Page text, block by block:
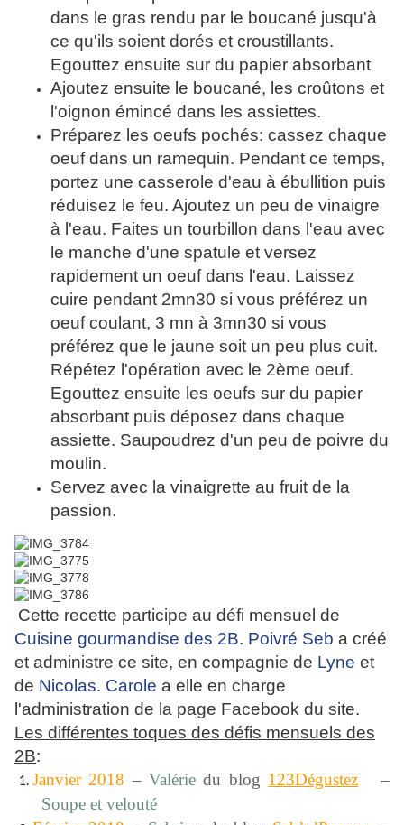
dans le gras rendu par le boucané jusqu'à
ce qu'ils soient dorés et croustillants.
Egouttez ensuite sur du papier absorbant
Ajoutez ensuite le boucané, les croûtons et
l'oignon émincé dans les assiettes.
Préparez les oeufs pochés: cassez chaque
oeuf dans un ramequin. Pendant ce temps,
portez une casserole d'eau à ébullition puis
réduisez le feu. Ajoutez un peu de vinaigre
à l'eau. Faites un tourbillon dans l'eau avec
le manche d'une spatule et versez
rapidement un oeuf dans l'eau. Laissez
cuire pendant 2mn30 si vous préférez un
oeuf coulant, 3 mn à 3mn30 si vous
préférez que le jaune soit un peu plus cuit.
Répétez l'opération avec le 2ème oeuf.
Egouttez ensuite les oeufs sur du papier
absorbant puis déposez dans chaque
assiette. Saupoudrez d'un peu de poivre du
moulin.
Servez avec la vinaigrette au fruit de la
passion.
Cette recette participe au défi mensuel de
Cuisine gourmandise des 2B. Poivré Seb a créé
et administre ce site, en compagnie de Lyne et
de Nicolas. Carole a elle en charge
l'administration de la page Facebook du site.
Les différentes toques des défis mensuels des
2B:
Janvier 2018 –Valérie du blog 123Dégustez
–
Soupe et velouté